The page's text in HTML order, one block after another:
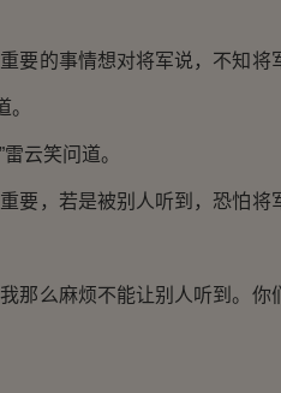
的事情想对将军说，不知将
云笑问道。
，若是被别人听到，恐怕将
么麻烦不能让别人听到。你